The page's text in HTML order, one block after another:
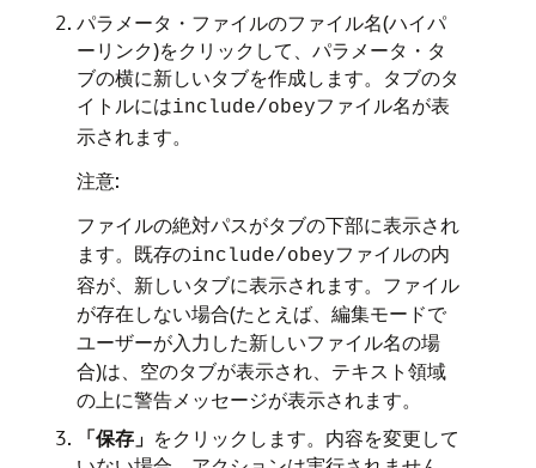
パラメータ・ファイルのファイル名(ハイパ
ーリンク)をクリックして、パラメータ・タ
ブの横に新しいタブを作成します。タブのタ
イトルにはinclude/obeyファイル名が表
示されます。
注意:
ファイルの絶対パスがタブの下部に表示され
ます。既存のinclude/obeyファイルの内
容が、新しいタブに表示されます。ファイル
が存在しない場合(たとえば、編集モードで
ユーザーが入力した新しいファイル名の場
合)は、空のタブが表示され、テキスト領域
の上に警告メッセージが表示されます。
「保存」 をクリックします。内容を変更して